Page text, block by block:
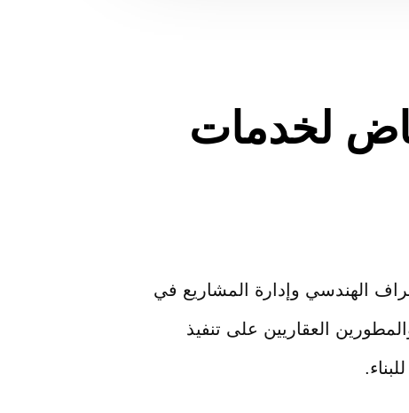
لخدمات
الهندسي وإدارة المشاريع في
العقاريين على تنفيذ